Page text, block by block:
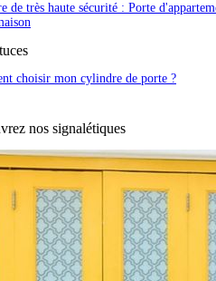
de très haute sécurité : Porte
choisir mon cylindre de porte ?
nos signalétiques